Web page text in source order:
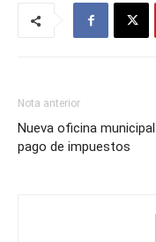
Nota anterior
Nueva oficina
pago de impuestos